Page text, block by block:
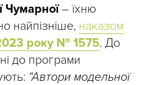
Чумарної– їхню
найпізніше, наказом
року № 1575. До
до програми
“Автори модельної